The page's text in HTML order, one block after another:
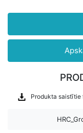
Produkta saistītie